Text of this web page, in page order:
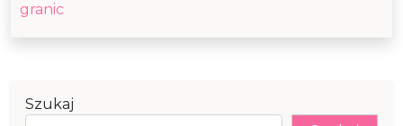
granic
Szukaj